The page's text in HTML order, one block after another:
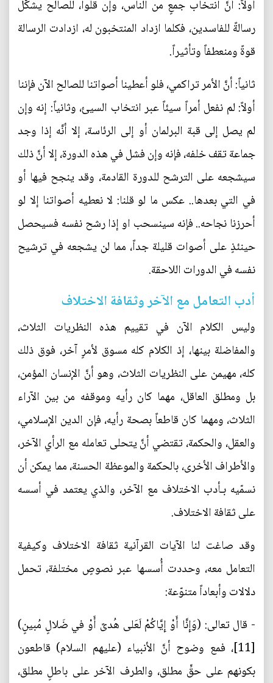
أولاً: أنَّ انتخاب جمعٍ من الناس، وإن قلّوا، للصالح يشكّل
رسالةً للفاسدين، فكلما ازداد المنتخبون له، ازدادت الرسالة
قوةً ومنعطفاً وتأثيراً.
ثانياً: أنَّ الأمر تراكمي، فلو أعطينا أصواتنا للصالح الآن فإننا
أولاً: لم نفعل أمراً سيئاً عبر انتخاب السيئ، وثانياً: إنه وإن
لم يصل إلى قبة البرلمان أو إلى الرئاسة، إلا أنَّه إذا وجد
جماعة تقف خلفه، فإنه وإن فشل في هذه الدورة، إلا أنَّ ذلك
سيشجعه على الترشح للدورة القادمة، وقد ينجح فيها أو
في التي بعدها.. عكس ما لو قلنا: لا نعطيه أصواتنا إلا لو
أحرزنا نجاحه.. فإنه سينسحب او إذا رشح نفسه فسيحصل
حينئذٍ على أصوات قليلة جداً، مما لن يشجعه في ترشيح
نفسه في الدورات اللاحقة.
أدب التعامل مع الآخر وثقافة الاختلاف
وليس الكلام الآن في تقييم هذه النظريات الثلاث،
والمفاضلة بينها، إذ الكلام كله مسوق لأمرٍ آخر، فوق ذلك
كله، مهيمن على النظريات الثلاث، وهو أنَّ الإنسان المؤمن،
بل ومطلق العاقل، مهما كان رأيه وموقفه من بين الآراء
الثلاث، ومهما كان قاطعاً بصحة رأيه، فإن الدين الإسلامي،
والعقل، والحكمة، تقتضي أنَّ يتحلى تعامله مع الرأي الآخر،
والأطراف الأخرى، بالحكمة والموعظة الحسنة، مما يمكن أن
نسمّيه بـأدب الاختلاف مع الآخر، والذي يعتمد في أسسه
على ثقافة الاختلاف.
وقد صاغت لنا الآيات القرآنية ثقافة الاختلاف وكيفية
التعامل معه، وحددت أُسسها عبر نصوصٍ مختلفة، تحمل
دلالات وأبعاداً متنوّعة:
- قال تعالى: (وَإِنَّا أَوْ إِيَّاكُمْ لَعَلى‏ هُدىً أَوْ في‏ ضَلالٍ مُبينٍ)
[11]، فمع وضوح أنَّ الأنبياء (عليهم السلام) قاطعون
بكونهم على حقٍّ مطلق، والطرف الآخر على باطلٍ مطلق،